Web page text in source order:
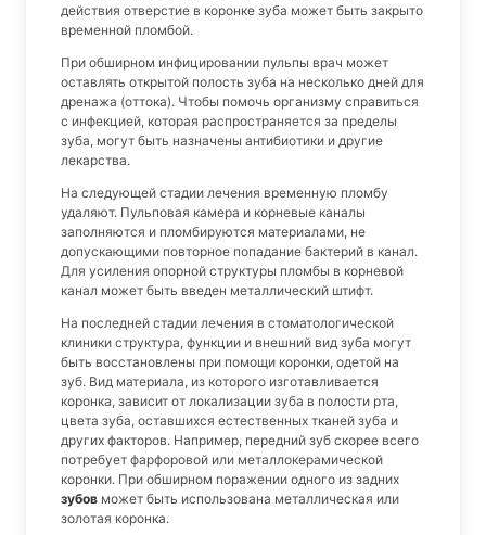
действия отверстие в коронке зуба может быть закрыто
временной пломбой.
При обширном инфицировании пульпы врач может
оставлять открытой полость зуба на несколько дней для
дренажа (оттока). Чтобы помочь организму справиться
с инфекцией, которая распространяется за пределы
зуба, могут быть назначены антибиотики и другие
лекарства.
На следующей стадии лечения временную пломбу
удаляют. Пульповая камера и корневые каналы
заполняются и пломбируются материалами, не
допускающими повторное попадание бактерий в канал.
Для усиления опорной структуры пломбы в корневой
канал может быть введен металлический штифт.
На последней стадии лечения в стоматологической
клиники структура, функции и внешний вид зуба могут
быть восстановлены при помощи коронки, одетой на
зуб. Вид материала, из которого изготавливается
коронка, зависит от локализации зуба в полости рта,
цвета зуба, оставшихся естественных тканей зуба и
других факторов. Например, передний зуб скорее всего
потребует фарфоровой или металлокерамической
коронки. При обширном поражении одного из задних
зубов может быть использована металлическая или
золотая коронка.